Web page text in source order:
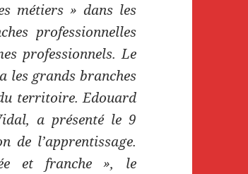
métiers » dans les
professionnelles
professionnels. Le
les grands branches
territoire. Edouard
a présenté le 9
de l’apprentissage.
et franche », le